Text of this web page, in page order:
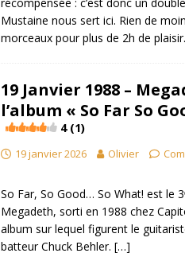
Mustaine nous sert ici. Rien de
morceaux pour plus de 2h de plaisir.
19 Janvier 1988 –
l’album « So Far So
4 (1)
19 janvier 2026 Olivier
So Far, So Good… So What! est le
Megadeth, sorti en 1988 chez
album sur lequel figurent le
batteur Chuck Behler. […]